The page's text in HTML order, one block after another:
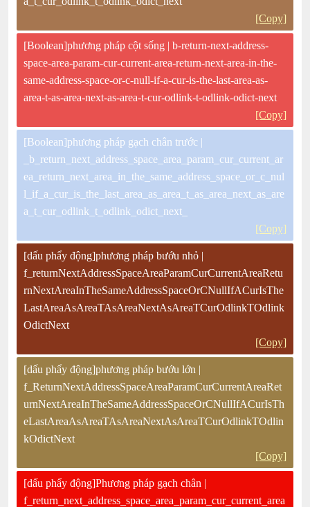
[Copy]
[Boolean]phương pháp cột sống | b-return-next-address-
space-area-param-cur-current-area-return-next-area-in-the-
same-address-space-or-c-null-if-a-cur-is-the-last-area-as-
area-t-as-area-next-as-area-t-cur-odlink-t-odlink-odict-next
[Copy]
[Boolean]phương pháp gạch chân trước |
_b_return_next_address_space_area_param_cur_current_ar
ea_return_next_area_in_the_same_address_space_or_c_nul
l_if_a_cur_is_the_last_area_as_area_t_as_area_next_as_are
a_t_cur_odlink_t_odlink_odict_next_
[Copy]
[dấu phẩy động]phương pháp bướu nhỏ |
f_returnNextAddressSpaceAreaParamCurCurrentAreaRetu
rnNextAreaInTheSameAddressSpaceOrCNullIfACurIsThe
LastAreaAsAreaTAsAreaNextAsAreaTCurOdlinkTOdlink
OdictNext
[Copy]
[dấu phẩy động]phương pháp bướu lớn |
f_ReturnNextAddressSpaceAreaParamCurCurrentAreaRet
urnNextAreaInTheSameAddressSpaceOrCNullIfACurIsTh
eLastAreaAsAreaTAsAreaNextAsAreaTCurOdlinkTOdlin
kOdictNext
[Copy]
[dấu phẩy động]Phương pháp gạch chân |
f_return_next_address_space_area_param_cur_current_area